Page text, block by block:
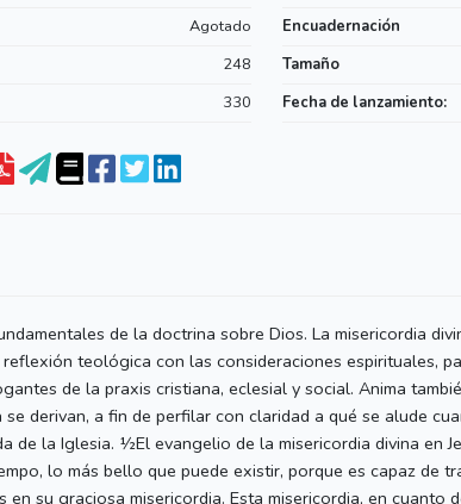
Agotado
Encuadernación
248
Tamaño
330
Fecha de lanzamiento:
de la doctrina sobre Dios. La misericordia
teológica con las consideraciones espirituales,
de la praxis cristiana, eclesial y social. Anima
derivan, a fin de perfilar con claridad a qué se alude
la Iglesia. ½El evangelio de la misericordia divina en
lo más bello que puede existir, porque es capaz de
su graciosa misericordia. Esta misericordia, en cuanto